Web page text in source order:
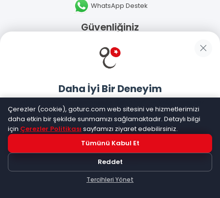
WhatsApp Destek
Güvenliğiniz
Sosyal Medya
Mobil Uygulamalarımız
Goturc – Her Zaman Daha İyisi Vardır
Daha İyi Bir Deneyim
Goturc mobil uygulamasıyla daha hızlı ve kolay alışveriş
yapın
Hemen Dene!
Uygulama yüklüyse açılacak, değilseGoogle Play'e
yönlendirileceksiniz
Çerezler (cookie), goturc.com web sitesini ve hizmetlerimizi
daha etkin bir şekilde sunmamızı sağlamaktadır. Detaylı bilgi
için Çerezler Politikası sayfamızı ziyaret edebilirsiniz.
Tümünü Kabul Et
Reddet
Tercihleri Yönet